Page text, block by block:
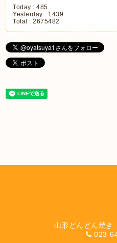
Today :485
Yesterday : 1439
Total :2675482
山形どんどん焼き
023-